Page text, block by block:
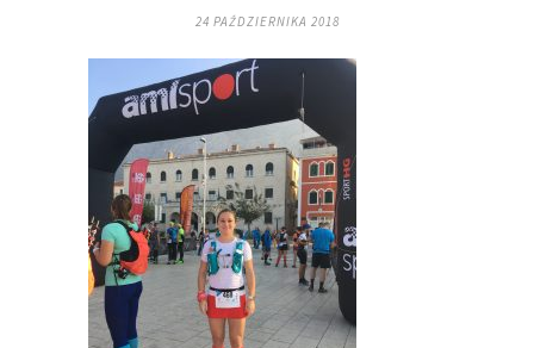
24 PAŹDZIERNIKA 2018